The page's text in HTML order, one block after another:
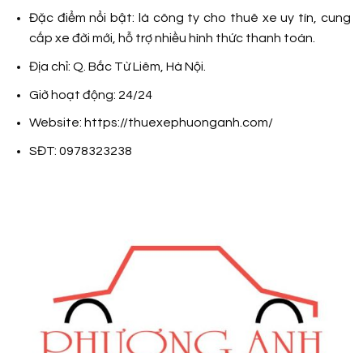
Đặc điểm nổi bật: là công ty cho thuê xe uy tín, cung
cấp xe đời mới, hỗ trợ nhiều hình thức thanh toán.
Địa chỉ: Q. Bắc Từ Liêm, Hà Nội.
Giờ hoạt động: 24/24
Website: https://thuexephuonganh.com/
SĐT: 0978323238